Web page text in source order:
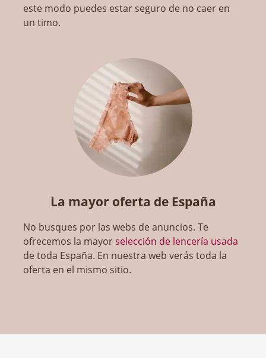
este modo puedes estar seguro de no caer en
un timo.
La mayor oferta de España
No busques por las webs de anuncios. Te
ofrecemos la mayorselección de lencería usada
de toda España. En nuestra web verás toda la
oferta en el mismo sitio.